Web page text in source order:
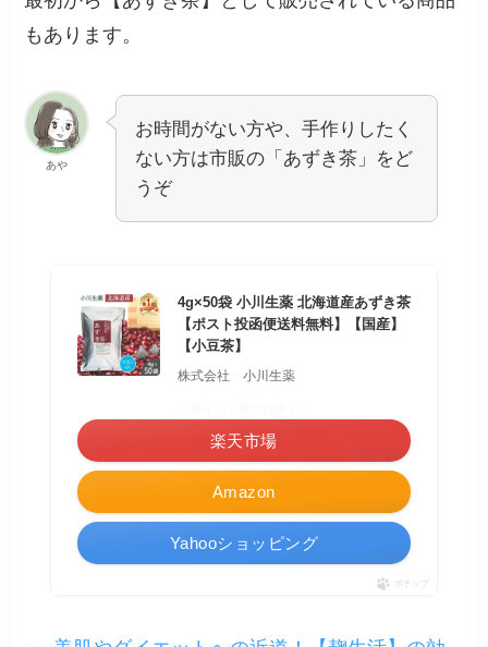
もあります。
あや
お時間がない方や、手作りしたく
ない方は市販の「あずき茶」をど
うぞ
4g×50袋 小川生薬 北海道産あずき茶
【ポスト投函便送料無料】【国産】
【小豆茶】
株式会社 小川生薬
Amazon
楽天市場
Yahooショッピング
ポチップ